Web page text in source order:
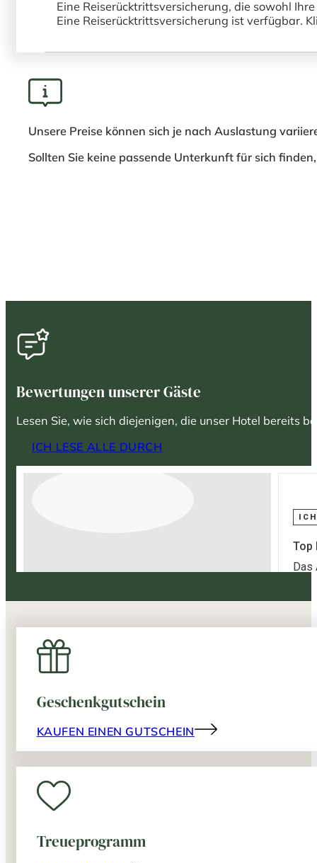
Eine Reiserücktrittsversicherung, die sowohl
Eine Reiserücktrittsversicherung ist verfügbar.
Unsere Preise können sich je nach Auslastung
Sollten Sie keine passende Unterkunft für sich
Bewertungen unserer Gäste
Lesen Sie, wie sich diejenigen, die unser Hotel bereits
ICH LESE ALLE DURCH
Geschenkgutschein
KAUFEN EINEN GUTSCHEIN
Treueprogramm